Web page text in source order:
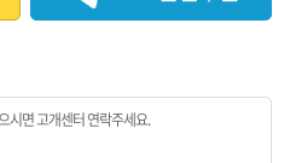
시면 고개센터 연락주세요.